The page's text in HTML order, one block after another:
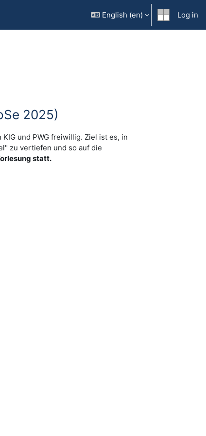
English ‎(en)‎ Log in
2025)
und PWG freiwillig. Ziel ist es, in
zu vertiefen und so auf die
statt.